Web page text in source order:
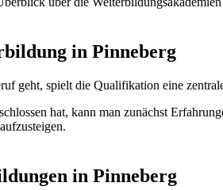
in Pinneberg
geht, spielt die Qualifikation eine
hat, kann man zunächst
in Pinneberg